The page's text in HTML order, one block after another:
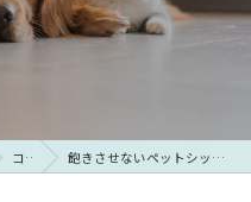
コラム 飽きさせないペットシッターの異素材おもちゃ活用法